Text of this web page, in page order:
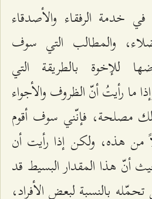
خدمة الرفقاء والأصدقاء
والمطالب التي سوف
للإخوة بالطريقة التي
ما رأيتُ أنّ الظروف والأجواء
مصلحة، فإنّني سوف أقوم
من هذه، ولكن إذا رأيت أن
أنّ هذا المقدار البسيط قد
بالنسبة لبعض الأفراد،